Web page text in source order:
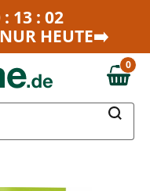
: 13 : 02
HEUTE➡️
0,00 €
0